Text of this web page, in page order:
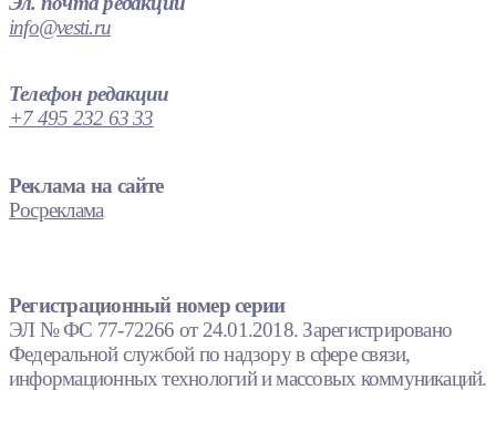
info@vesti.ru
Телефон редакции
+7 495 232 63 33
Реклама на сайте
Росреклама
Регистрационный номер серии
ЭЛ № ФС 77-72266 от 24.01.2018. Зарегистрировано
Федеральной службой по надзору в сфере связи,
информационных технологий и массовых коммуникаций.